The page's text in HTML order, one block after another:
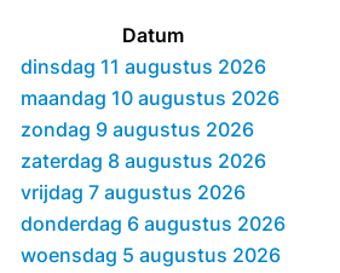
Datum
dinsdag 11 augustus 2026
maandag 10 augustus 2026
zondag 9 augustus 2026
zaterdag 8 augustus 2026
vrijdag 7 augustus 2026
donderdag 6 augustus 2026
woensdag 5 augustus 2026